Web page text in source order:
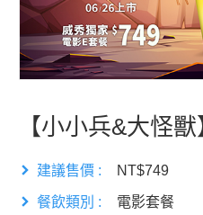
【小小兵&大怪
建議售價 : NT$749
餐飲類別 : 電影套餐
IMAX
4DX
VR 演唱會
GOLD CLASS
LIVE演唱會